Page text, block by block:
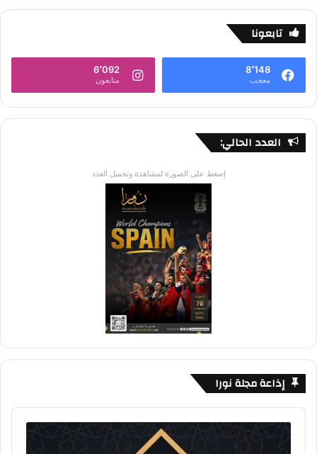
تابعونا
8٬148
معجب
6٬092
متابعون
العدد الحالي:
إضغط على الصورة لمشاهدة وتحميل العدد
إذاعة مجلة نورا
Audio
Player